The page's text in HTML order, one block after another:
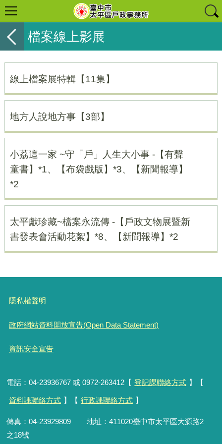
檔案線上影展
線上檔案展特輯【11集】
地方人說地方事【3部】
小荔這一家 ~守「戶」人生大小事 -【有聲
童書】*1、【布袋戲版】*3、【新聞報導】
*2
太平獻珍藏~檔案永流傳 -【戶政文物展暨新
書發表會活動花絮】*8、【新聞報導】*2
隱私權聲明
政府網站資料開放宣告(Open Data Statement)
資訊安全宣告
電話：04-23936767 或 0972-263412【 登記課聯絡方式 】【
資料課聯絡方式 】【 行政課聯絡方式 】
傳真：04-23929809 地址：411020臺中市太平區大源路2
之18號